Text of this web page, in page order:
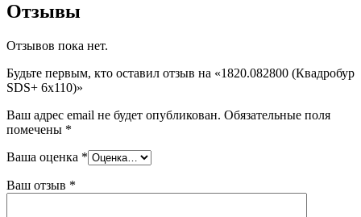
Отзывы
Отзывов пока нет.
Будьте первым, кто оставил отзыв на «1820.082800 (Квадробур
SDS+ 6х110)»
Ваш адрес email не будет опубликован. Обязательные поля
помечены *
Ваша оценка *
Ваш отзыв *